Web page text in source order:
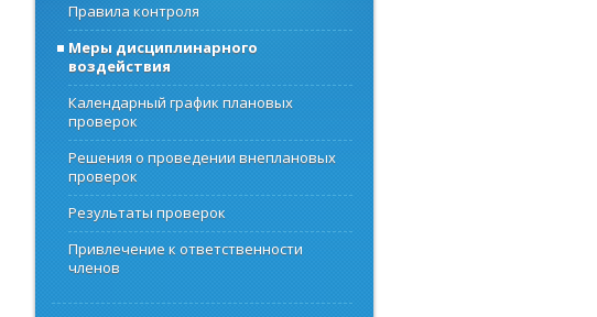
Правила контроля
Меры дисциплинарного
воздействия
Календарный график плановых
проверок
Решения о проведении внеплановых
проверок
Результаты проверок
Привлечение к ответственности
членов